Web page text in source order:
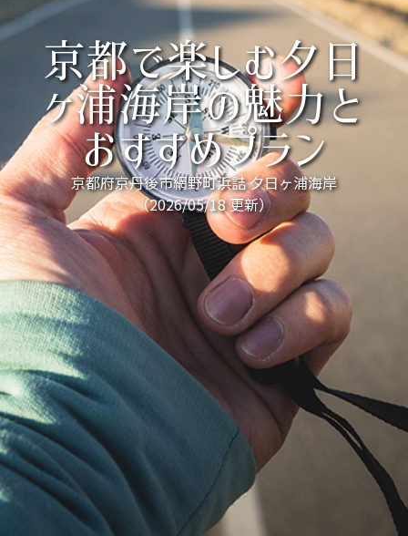
京都で楽しむ夕日
ヶ浦海岸の魅力と
おすすめプラン
京都府京丹後市網野町浜詰 夕日ヶ浦海岸
（2026/05/18 更新）